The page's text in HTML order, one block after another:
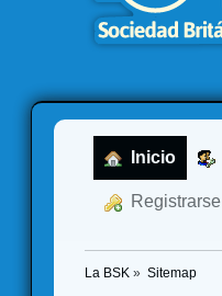
Inicio
Registrarse
La BSK » Sitemap